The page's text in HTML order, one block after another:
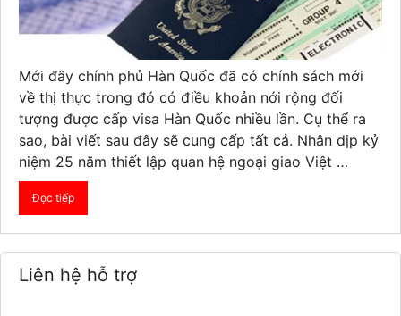
Mới đây chính phủ Hàn Quốc đã có chính sách mới
về thị thực trong đó có điều khoản nới rộng đối
tượng được cấp visa Hàn Quốc nhiều lần. Cụ thể ra
sao, bài viết sau đây sẽ cung cấp tất cả. Nhân dịp kỷ
niệm 25 năm thiết lập quan hệ ngoại giao Việt …
Đọc tiếp
Liên hệ hỗ trợ